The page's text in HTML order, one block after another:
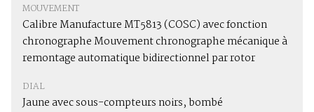
MOUVEMENT
Calibre Manufacture MT5813 (COSC) avec fonction
chronographe Mouvement chronographe mécanique à
remontage automatique bidirectionnel par rotor
DIAL
Jaune avec sous-compteurs noirs, bombé